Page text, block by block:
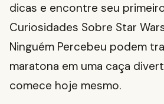
dicas e encontre seu
Curiosidades Sobre Star
Ninguém Percebeu podem
maratona em uma caça
comece hoje mesmo.